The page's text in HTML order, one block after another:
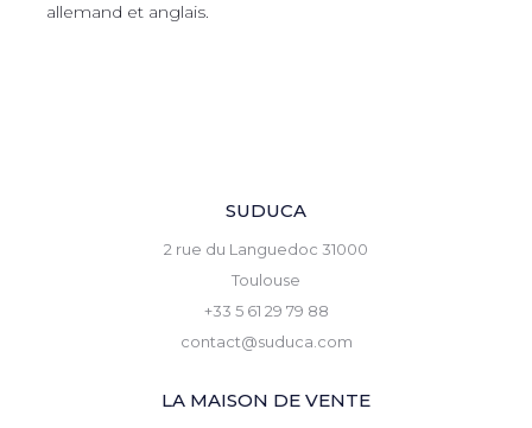
allemand et anglais.
SUDUCA
2 rue du Languedoc 31000
Toulouse
+33 5 61 29 79 88
contact@suduca.com
LA MAISON DE VENTE